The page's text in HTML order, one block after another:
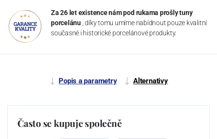
Za 26 let existence nám pod rukama prošly tuny
porcelánu , díky tomu umíme nabídnout pouze kvalitní
současné i historické porcelánové produkty.
Popis a parametry Alternativy
Často se kupuje společně